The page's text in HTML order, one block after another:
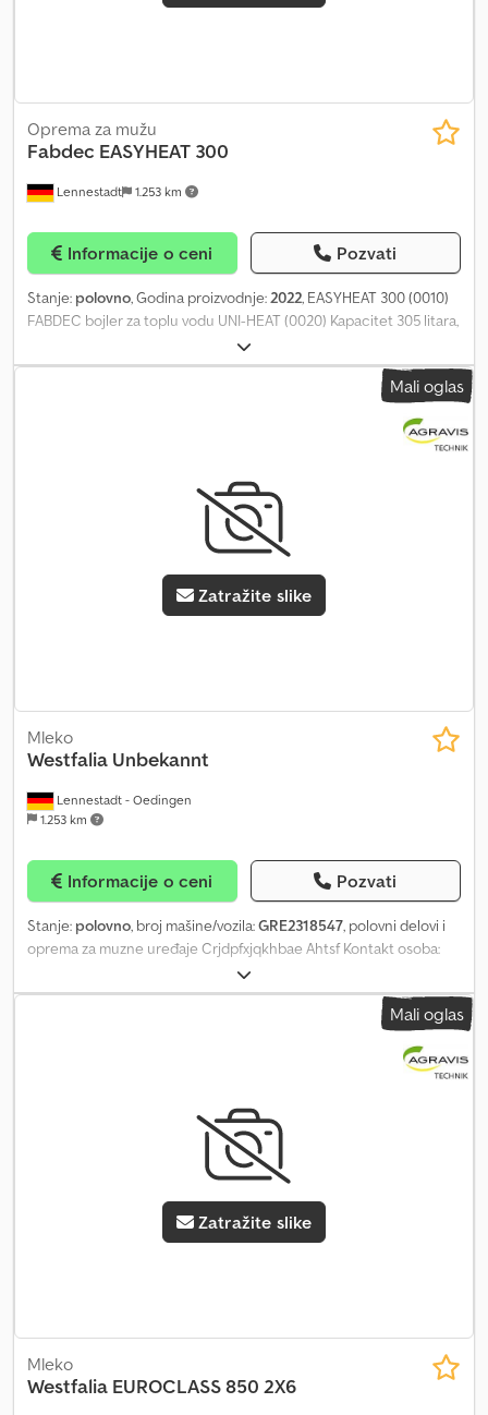
Lennestadt 1.253 km
Oprema za mužu
Fabdec EASYHEAT 300
Informacije o ceni Pozvati
Stanje: polovno, Godina proizvodnje:2022, EASYHEAT 300 (0010)
FABDEC bojler za toplu vodu UNI-HEAT (0020) Kapacitet 305 litara,
izrada od nerđajućeg čelika, (0030) uključujući izolaciju.
Cedpfexppvwjx Ahtorf
Mali oglas
Zatražite slike
Lennestadt - Oedingen
1.253 km
Mleko
Westfalia Unbekannt
Informacije o ceni Pozvati
Stanje: polovno, broj mašine/vozila:GRE2318547, polovni delovi i
oprema za muzne uređaje Crjdpfxjqkhbae Ahtsf Kontakt osoba:
Mali oglas
Zatražite slike
Mleko
Westfalia EUROCLASS 850 2X6